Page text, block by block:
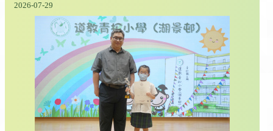
2026-07-29